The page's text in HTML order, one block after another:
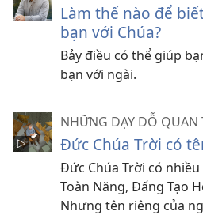
Làm thế nào để
bạn với Chúa?
Bảy điều có thể giúp
bạn với ngài.
NHỮNG DẠY DỖ QUAN
Đức Chúa Trời có
Đức Chúa Trời có
Toàn Năng, Đấng Tạo
Nhưng tên riêng của